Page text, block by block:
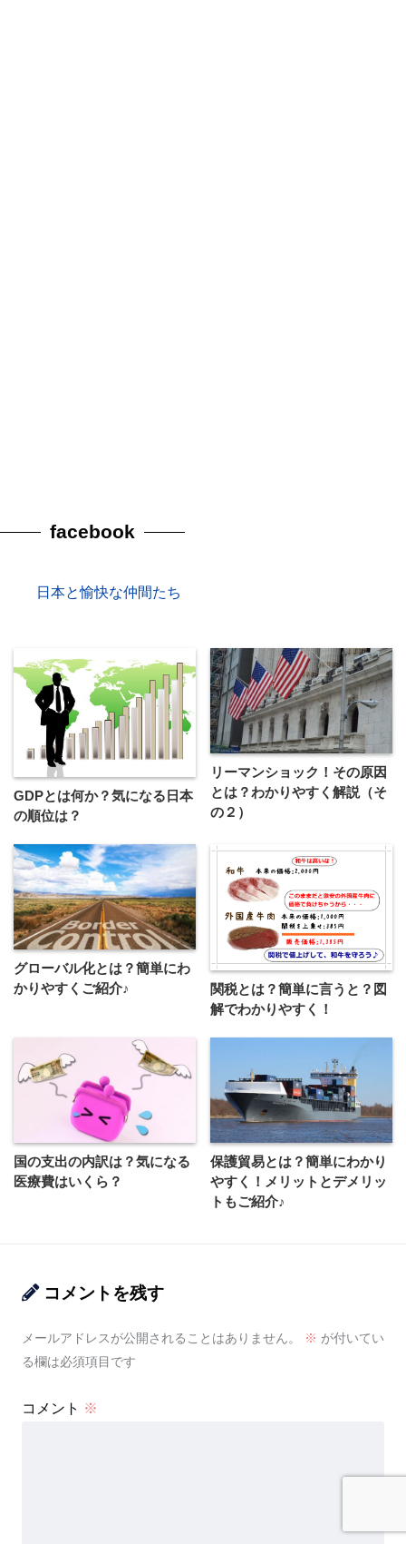
facebook
日本と愉快な仲間たち
GDPとは何か？気になる日本
の順位は？
リーマンショック！その原因
とは？わかりやすく解説（そ
の２）
グローバル化とは？簡単にわ
かりやすくご紹介♪
関税とは？簡単に言うと？図
解でわかりやすく！
国の支出の内訳は？気になる
医療費はいくら？
保護貿易とは？簡単にわかり
やすく！メリットとデメリッ
トもご紹介♪
コメントを残す
メールアドレスが公開されることはありません。 ※ が付いてい
る欄は必須項目です
コメント ※